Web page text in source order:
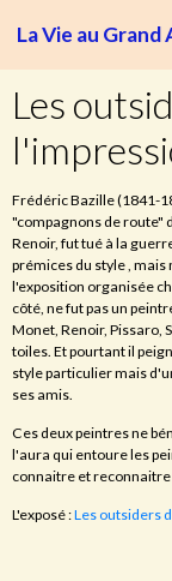
La Vie au Grand
Les
Frédéric Bazille (1841-
"compagnons de route"
Renoir, fut tué à la
prémices du style ,
l'exposition organisée
côté, ne fut pas un
Monet, Renoir, Pissaro,
toiles. Et pourtant il
style particulier mais
ses amis.
Ces deux peintres ne
l'aura qui entoure les
connaitre et
L'exposé :Les outsiders